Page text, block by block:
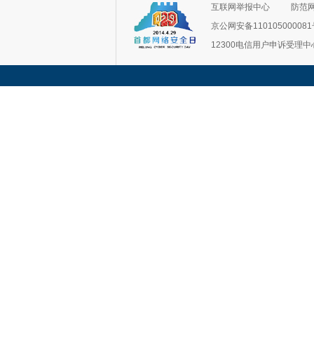
互联网举报中心
防范
京公网安备110105000081
12300电信用户申诉受理中